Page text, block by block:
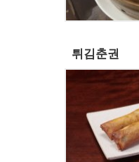
튀김춘권